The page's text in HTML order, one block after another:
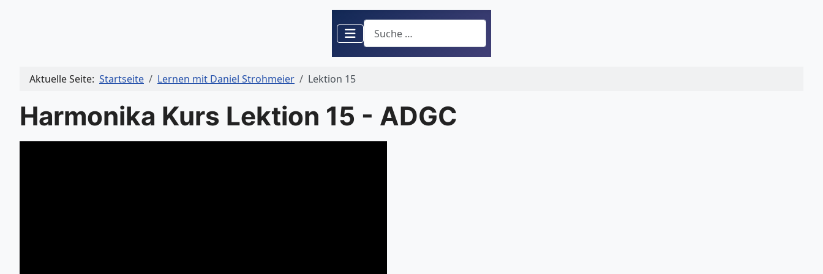
Suchen
Aktuelle Seite: Startseite Lernen mit Daniel Strohmeier Lektion 15
Harmonika Kurs Lektion 15 - ADGC